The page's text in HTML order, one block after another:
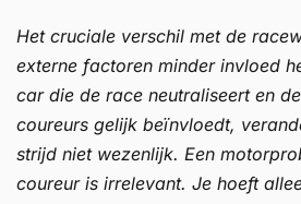
Het cruciale verschil met de
externe factoren minder invloed
car die de race neutraliseert en
coureurs gelijk beïnvloedt,
strijd niet wezenlijk. Een
coureur is irrelevant. Je hoeft